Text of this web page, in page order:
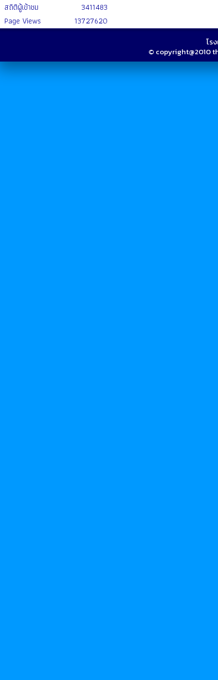
สถิติผู้เข้าชม
3411483
Page Views
13727620
โร
© copyright@2010